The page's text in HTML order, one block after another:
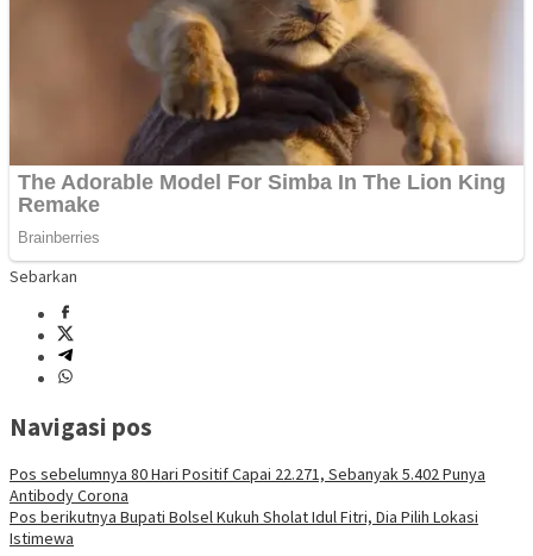
Sebarkan
Navigasi pos
Pos sebelumnya 80 Hari Positif Capai 22.271, Sebanyak 5.402 Punya
Antibody Corona
Pos berikutnya Bupati Bolsel Kukuh Sholat Idul Fitri, Dia Pilih Lokasi
Istimewa